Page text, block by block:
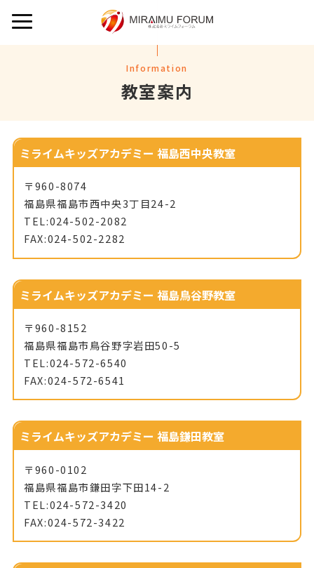
Information
教室案内
ミライムキッズアカデミー 福島西中央教室
〒960-8074
福島県福島市西中央3丁目24-2
TEL:024-502-2082
FAX:024-502-2282
ミライムキッズアカデミー 福島鳥谷野教室
〒960-8152
福島県福島市鳥谷野字岩田50-5
TEL:024-572-6540
FAX:024-572-6541
ミライムキッズアカデミー 福島鎌田教室
〒960-0102
福島県福島市鎌田字下田14-2
TEL:024-572-3420
FAX:024-572-3422